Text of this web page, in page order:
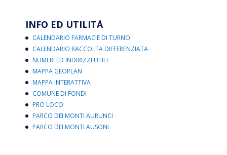
INFO ED UTILITÀ
CALENDARIO FARMACIE DI TURNO
CALENDARIO RACCOLTA DIFFERENZIATA
NUMERI ED INDIRIZZI UTILI
MAPPA GEOPLAN
MAPPA INTERATTIVA
COMUNE DI FONDI
PRO LOCO
PARCO DEI MONTI AURUNCI
PARCO DEI MONTI AUSONI